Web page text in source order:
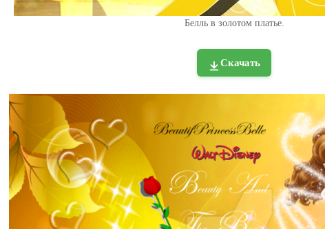
Белль в золотом платье.
Скачать